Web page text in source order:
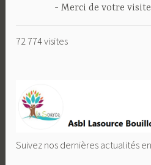
Merci de votre
72 774 visites
Suivez nos dernières actualités